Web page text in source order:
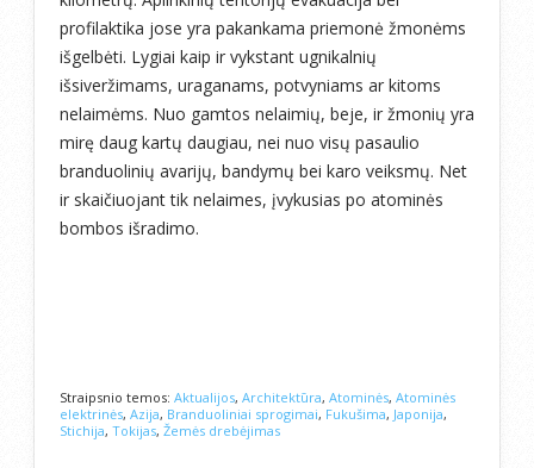
profilaktika jose yra pakankama priemonė žmonėms
išgelbėti. Lygiai kaip ir vykstant ugnikalnių
išsiveržimams, uraganams, potvyniams ar kitoms
nelaimėms. Nuo gamtos nelaimių, beje, ir žmonių yra
mirę daug kartų daugiau, nei nuo visų pasaulio
branduolinių avarijų, bandymų bei karo veiksmų. Net
ir skaičiuojant tik nelaimes, įvykusias po atominės
bombos išradimo.
Straipsnio temos: Aktualijos, Architektūra, Atominės, Atominės
elektrinės, Azija, Branduoliniai sprogimai, Fukušima, Japonija,
Stichija, Tokijas, Žemės drebėjimas